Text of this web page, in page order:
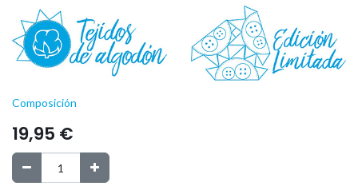
Composición
19,95 €